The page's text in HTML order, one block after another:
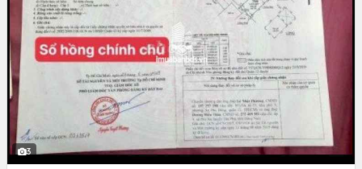
3